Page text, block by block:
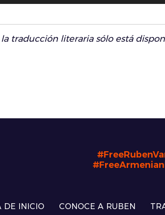
traducción literaria sólo está
DE INICIO CONOCE A RUBEN